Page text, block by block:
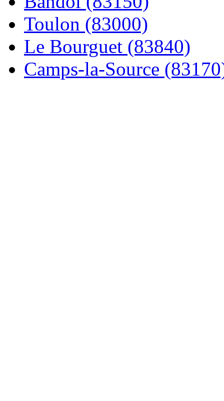
Toulon (83000)
Le Bourguet (83840)
Camps-la-Source